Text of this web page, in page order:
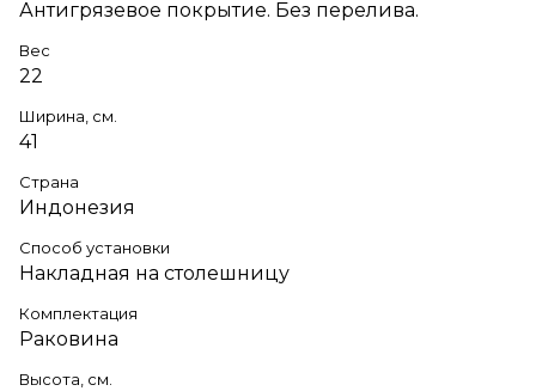
Антигрязевое покрытие. Без перелива.
Вес
22
Ширина, см.
41
Страна
Индонезия
Способ установки
Накладная на столешницу
Комплектация
Раковина
Высота, см.